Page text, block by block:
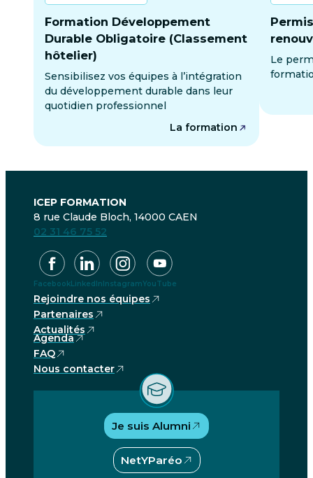
Formation Développement
Durable Obligatoire (Classement
hôtelier)
Sensibilisez vos équipes à l’intégration
du développement durable dans leur
quotidien professionnel
La formation
Le
ICEP FORMATION
8 rue Claude Bloch, 14000 CAEN
02 31 46 75 52
FacebookLinkedIn InstagramYouTube
Rejoindre nos équipes
Partenaires
Actualités
Agenda
FAQ
Nous contacter
Je suis Alumni
NetYParéo